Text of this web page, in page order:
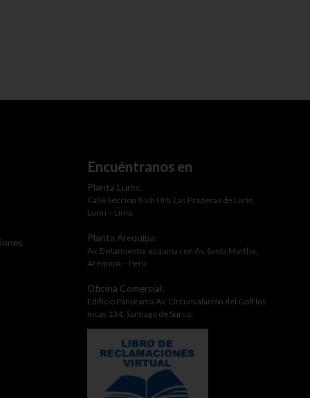
Encuéntranos en
Planta Lurín:
Calle Sección 8 s/n Urb. Las Praderas de Lurín,
Lurín – Lima.
Planta Arequipa:
Av. Evitamiento, esquina con Av. Santa Martha,
Arequipa – Perú
Oficina Comercial:
Edificio Panorama Av. Circunvalación del Golf los
Incas 134, Santiago de Surco.